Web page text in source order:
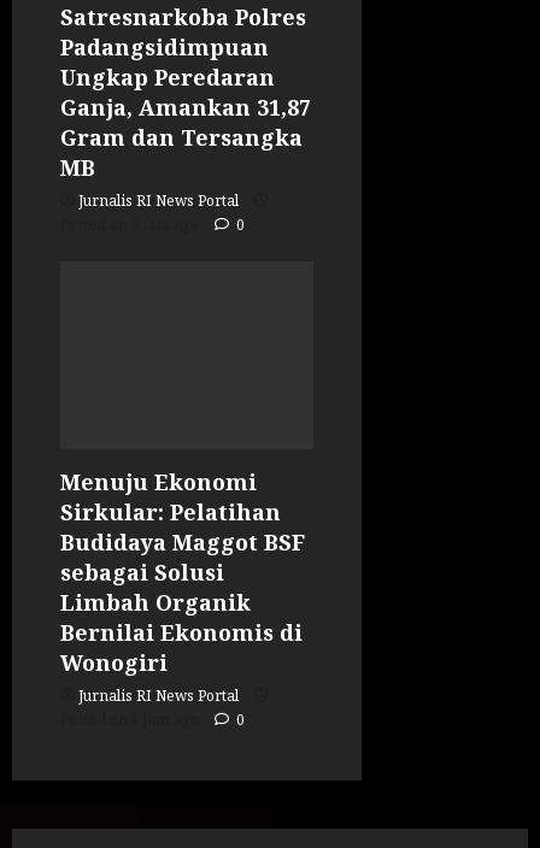
Satresnarkoba Polres
Padangsidimpuan
Ungkap Peredaran
Ganja, Amankan 31,87
Gram dan Tersangka
MB
Jurnalis RI News Portal
0
Menuju Ekonomi
Sirkular: Pelatihan
Budidaya Maggot BSF
sebagai Solusi
Limbah Organik
Bernilai Ekonomis di
Wonogiri
Jurnalis RI News Portal
0